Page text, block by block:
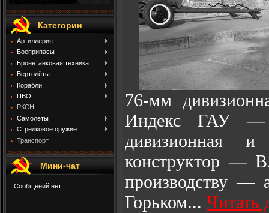
Категории
Артиллерия
Боеприпасы
Бронетанковая техника
Вертолёты
Корабли
ПВО
РКСН
Самолеты
Стрелковое оружие
Транспорт
Мини-чат
76-мм
Индекс ГАУ —
дивизионная и
конструктор —
производству —
Горьком... Читать